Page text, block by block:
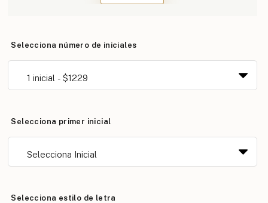
Selecciona número de iniciales
Selecciona primer inicial
Selecciona estilo de letra